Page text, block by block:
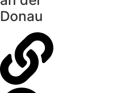
Donau